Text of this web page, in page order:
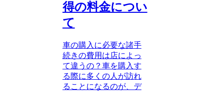
得の料金につい
て
車の購入に必要な諸手
続きの費用は店によっ
て違うの？車を購入す
る際に多くの人が訪れ
ることになるのが、デ